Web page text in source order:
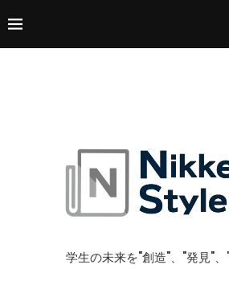
学生の未来を"創造"、"発見"